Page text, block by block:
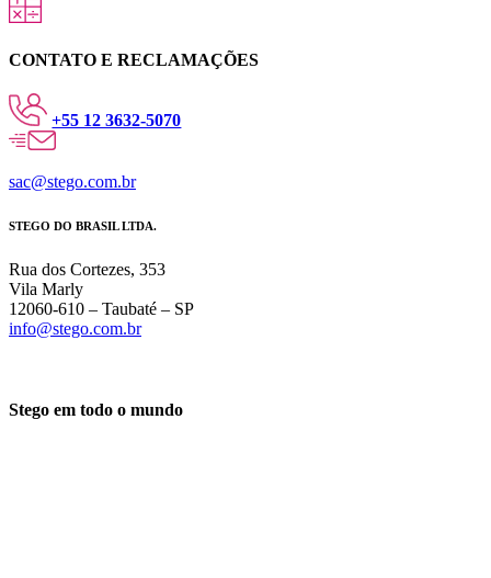
CONTATO E RECLAMAÇÕES
+55 12 3632-5070
sac@stego.com.br
STEGO DO BRASIL LTDA.
Rua dos Cortezes, 353
Vila Marly
12060-610 – Taubaté – SP
info@stego.com.br
Stego em todo o mundo